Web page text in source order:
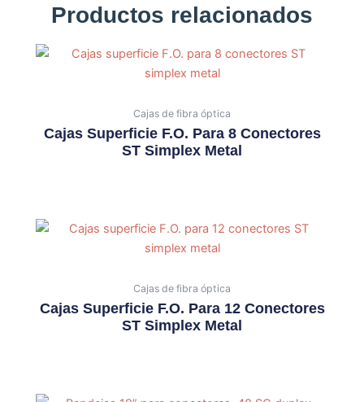
Productos relacionados
Cajas de fibra óptica
Cajas Superficie F.O. Para 8 Conectores
ST Simplex Metal
Cajas de fibra óptica
Cajas Superficie F.O. Para 12 Conectores
ST Simplex Metal